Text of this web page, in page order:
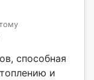
способная
и